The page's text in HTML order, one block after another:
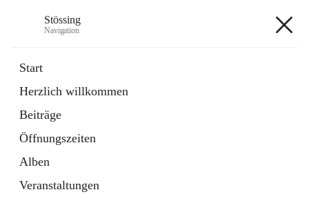
Stössing
Navigation
Start
Herzlich willkommen
Beiträge
Öffnungszeiten
Alben
Veranstaltungen
Datei
in
Tab
Kindergarten
öffnet
in
neuem
Tab